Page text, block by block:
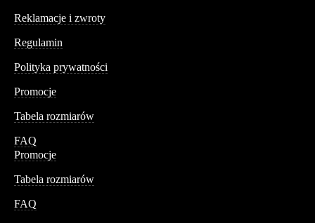
Reklamacje i zwroty
Regulamin
Polityka prywatności
Promocje
Tabela rozmiarów
FAQ
Promocje
Tabela rozmiarów
FAQ